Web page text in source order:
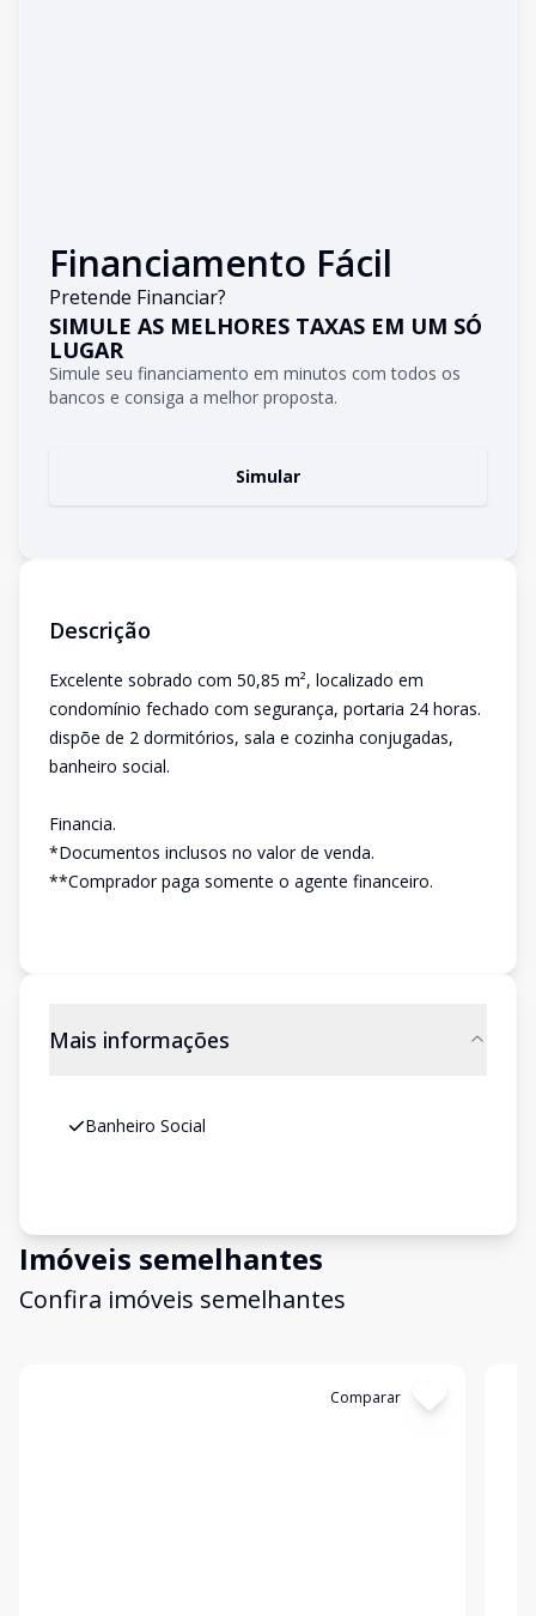
Financiamento Fácil
Pretende Financiar?
SIMULE AS MELHORES TAXAS EM UM SÓ
LUGAR
Simule seu financiamento em minutos com todos os
bancos e consiga a melhor proposta.
Simular
Descrição
Excelente sobrado com 50,85 m², localizado em
condomínio fechado com segurança, portaria 24 horas.
dispõe de 2 dormitórios, sala e cozinha conjugadas,
banheiro social.
Financia.
*Documentos inclusos no valor de venda.
**Comprador paga somente o agente financeiro.
Mais informações
Banheiro Social
Imóveis semelhantes
Confira imóveis semelhantes
Comparar